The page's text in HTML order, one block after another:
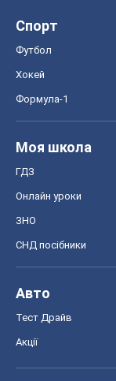
Спорт
Футбол
Хокей
Формула-1
Моя школа
ГДЗ
Онлайн уроки
ЗНО
СНД посібники
Авто
Тест Драйв
Акції